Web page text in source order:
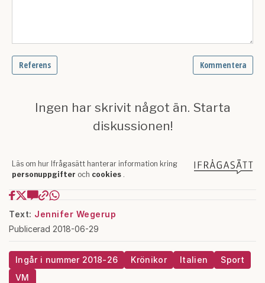
Text: Jennifer Wegerup
Publicerad 2018-06-29
Ingår i nummer 2018-26 Krönikor Italien
Sport
VM